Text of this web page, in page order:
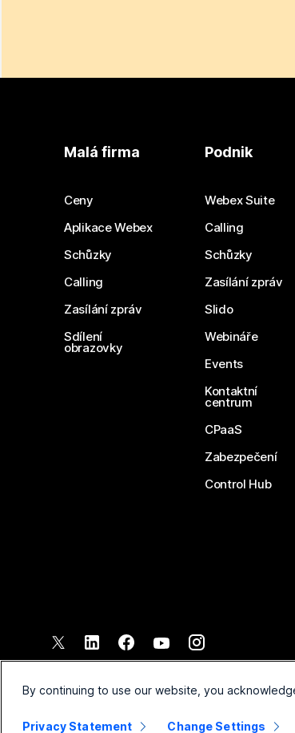
Malá firma
Ceny
Aplikace Webex
Schůzky
Calling
Zasílání zpráv
Sdílení
obrazovky
Podnik
Webex Suite
Calling
Schůzky
Zasílání zpráv
Slido
Webináře
Events
Kontaktní
centrum
CPaaS
Zabezpečení
Control Hub
Smluvní podmínky
By continuing to use our website, you
Privacy Statement Change Settings